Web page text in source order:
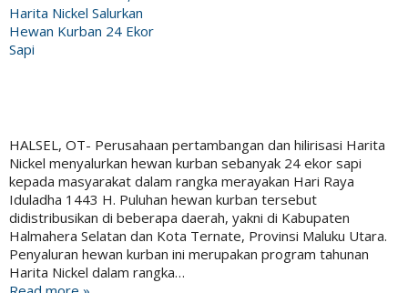
HALSEL, OT- Perusahaan pertambangan dan hilirisasi Harita
Nickel menyalurkan hewan kurban sebanyak 24 ekor sapi
kepada masyarakat dalam rangka merayakan Hari Raya
Iduladha 1443 H. Puluhan hewan kurban tersebut
didistribusikan di beberapa daerah, yakni di Kabupaten
Halmahera Selatan dan Kota Ternate, Provinsi Maluku Utara.
Penyaluran hewan kurban ini merupakan program tahunan
Harita Nickel dalam rangka…